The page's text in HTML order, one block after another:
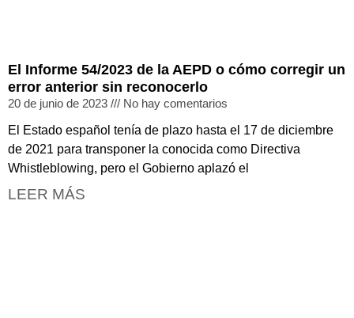
El Informe 54/2023 de la AEPD o cómo corregir un
error anterior sin reconocerlo
20 de junio de 2023
No hay comentarios
El Estado español tenía de plazo hasta el 17 de diciembre
de 2021 para transponer la conocida como Directiva
Whistleblowing, pero el Gobierno aplazó el
LEER MÁS